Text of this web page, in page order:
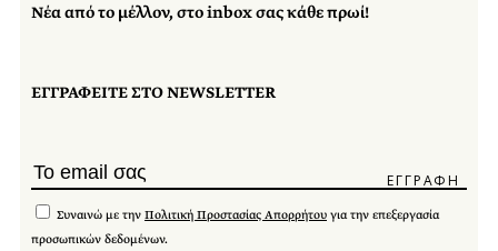
Νέα από το μέλλον, στο inbox σας κάθε πρωί!
ΕΓΓΡΑΦΕΙΤΕ ΣΤΟ NEWSLETTER
Συναινώ με την Πολιτική Προστασίας Απορρήτου για την επεξεργασία
προσωπικών δεδομένων.